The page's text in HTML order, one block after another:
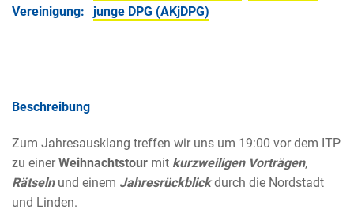
Vereinigung:
junge DPG (AKjDPG)
Beschreibung
Zum Jahresausklang treffen wir uns um 19:00 vor dem ITP
zu einerWeihnachtstour mit kurzweiligen Vorträgen,
Rätselnund einem Jahresrückblickdurch die Nordstadt
und Linden.